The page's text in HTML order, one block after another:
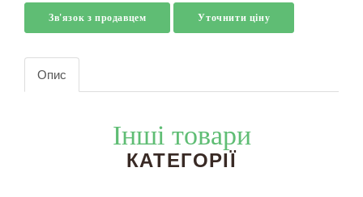
Зв'язок з продавцем Уточнити ціну
Опис
Інші товари
КАТЕГОРІЇ